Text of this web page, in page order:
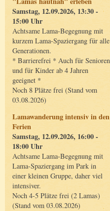
Samstag, 12.09.2026, 13:30 -
15:00 Uhr
Achtsame Lama-Begegnung mit
kurzem Lama-Spaziergang für alle
Generationen.
* Barrierefrei * Auch für Senioren
und für Kinder ab 4 Jahren
geeignet *
Noch 8 Plätze frei (Stand vom
03.08.2026)
Lamawanderung intensiv in den
Ferien
Samstag, 12.09.2026, 16:00 -
18:00 Uhr
Achtsame Lama-Begegnung mit
Lama-Spaziergang im Park in
einer kleinen Gruppe, daher viel
intensiver.
Noch 4-5 Plätze frei (2 Lamas)
(Stand vom 03.08.2026)